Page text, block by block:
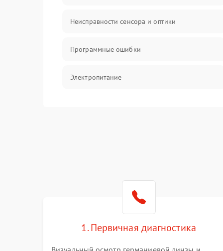
Неисправности сенсора и оптики
Программные ошибки
Электропитание
Температурные проблемы
Сбои коммуникаций и интерфейсов
1. Первичная диагностика